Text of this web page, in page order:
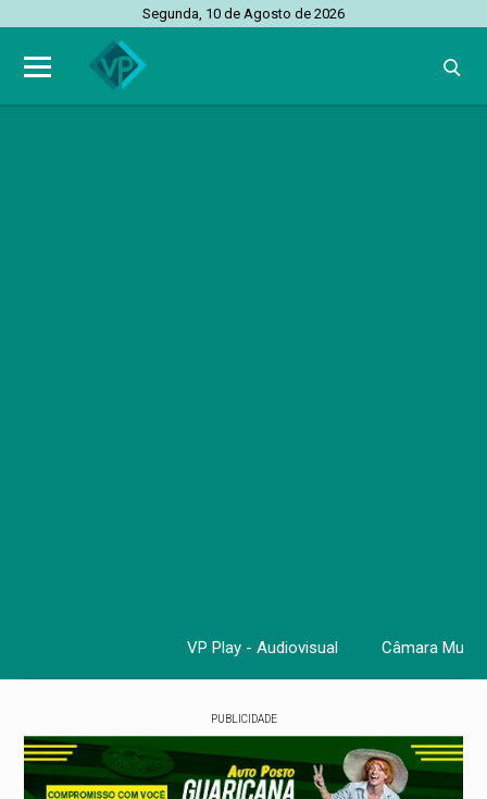
Segunda, 10 de Agosto de 2026
VP Play - Audiovisual Câmara
PUBLICIDADE